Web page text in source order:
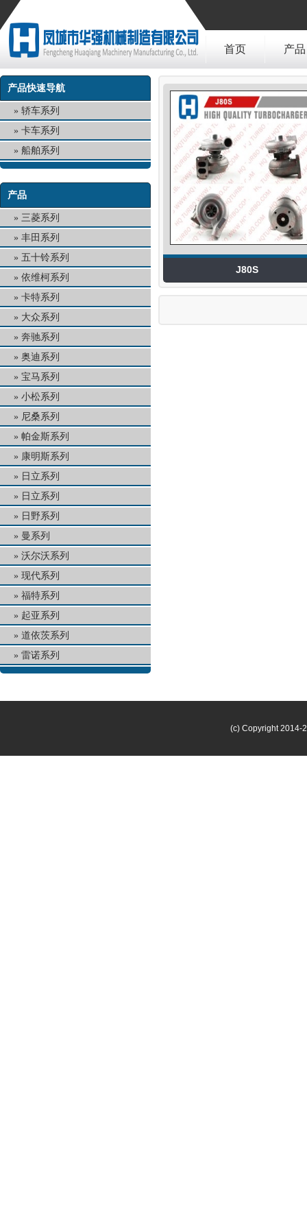
首页 产品
产品快速导航
轿车系列
卡车系列
船舶系列
产品
三菱系列
丰田系列
五十铃系列
依维柯系列
卡特系列
大众系列
奔驰系列
奥迪系列
宝马系列
小松系列
尼桑系列
帕金斯系列
康明斯系列
日立系列
日立系列
日野系列
曼系列
沃尔沃系列
现代系列
福特系列
起亚系列
道依茨系列
雷诺系列
J80S
(c) Copyright 2014-